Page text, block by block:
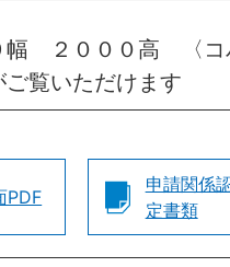
２０００高 〈
覧いただけます
PDF
申請関係
定書類